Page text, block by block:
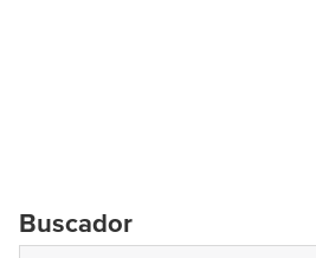
Buscador